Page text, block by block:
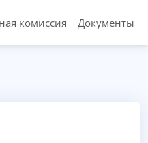
комиссия Документы